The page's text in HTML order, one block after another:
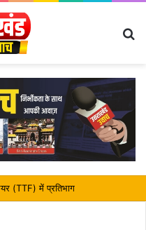
में विकास की सौगात